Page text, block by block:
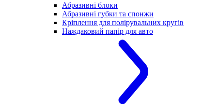
Абразивні блоки
Абразивні губки та спонжи
Кріплення для полірувальних кругів
Наждаковий папір для авто